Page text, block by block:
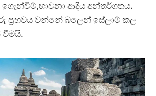
ආදිය අන්තර්ගතය.
ප්‍රභවය වන්නේ බලෙන් ඉස්ලාම් කල